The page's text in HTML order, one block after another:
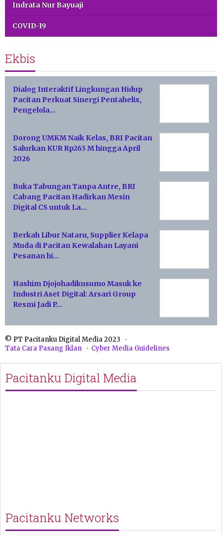
Indrata Nur Bayuaji
COVID-19
Ekbis
Dialog Interaktif Lingkungan Hidup
Pacitan Perkuat Sinergi Pentahelix,
Pengelola…
Dorong UMKM Naik Kelas, BRI Pacitan
Salurkan KUR Rp263 M hingga April
2026
Buka Tabungan Tanpa Antre, BRI
Cabang Pacitan Hadirkan Mesin
Digital CS untuk La…
Berkah Libur Nataru, Supplier Kelapa
Muda di Pacitan Kewalahan Layani
Pesanan hi…
Hashim Djojohadikusumo Masuk ke
Industri Aset Digital: Arsari Group
Resmi Jadi P…
© PT Pacitanku Digital Media 2023
Tata Cara Pasang Iklan
Cyber Media Guidelines
Pacitanku Digital Media
Pacitanku Networks